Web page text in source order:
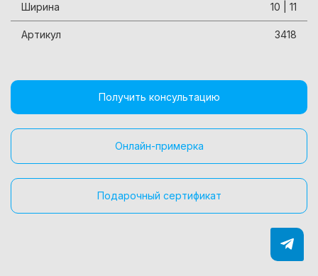
Ширина 10 | 11
Артикул 3418
Получить консультацию
Онлайн-примерка
Подарочный сертификат